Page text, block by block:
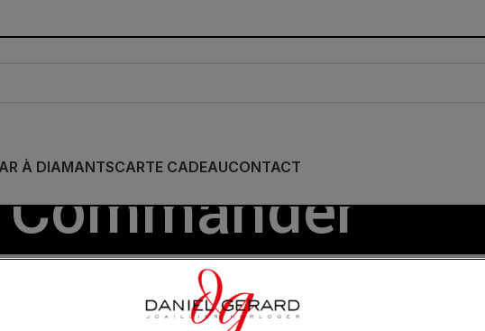
À DIAMANTSCARTE CADEAUCONTACT
Commander
Show 9 12